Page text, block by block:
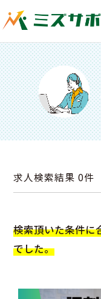
求人検索結果0件
検索頂いた条件に
でした。